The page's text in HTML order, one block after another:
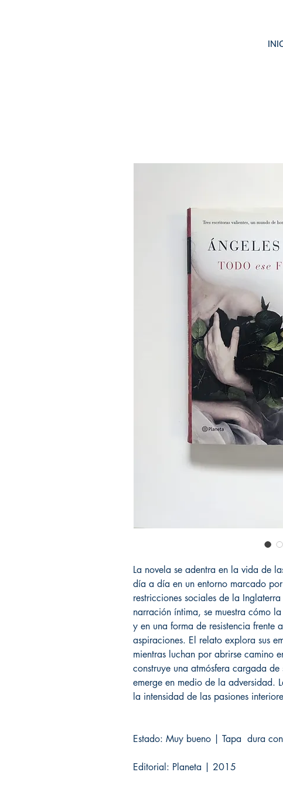
La novela se adentra en la vida de
día a día en un entorno marcado
restricciones sociales de la
narración íntima, se muestra cómo
y en una forma de resistencia frente
aspiraciones. El relato explora sus
mientras luchan por abrirse camino
construye una atmósfera cargada
emerge en medio de la adversidad.
la intensidad de las pasiones
Estado: Muy bueno | Tapa dura
Editorial: Planeta | 2015